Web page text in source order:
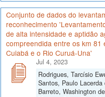
Conjunto de dados do
reconhecimento
de alta intensidade e aptidão
compreendida entre os km
Cuiabá e o Rio Curuá-Una'
Jul 4, 2023
Rodrigues, Tarcísio
Santos, Paulo
Barreto, Washington